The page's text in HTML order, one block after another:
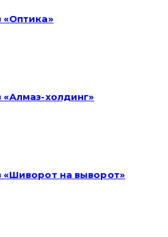
«Оптика»
холдинг»
на выворот»